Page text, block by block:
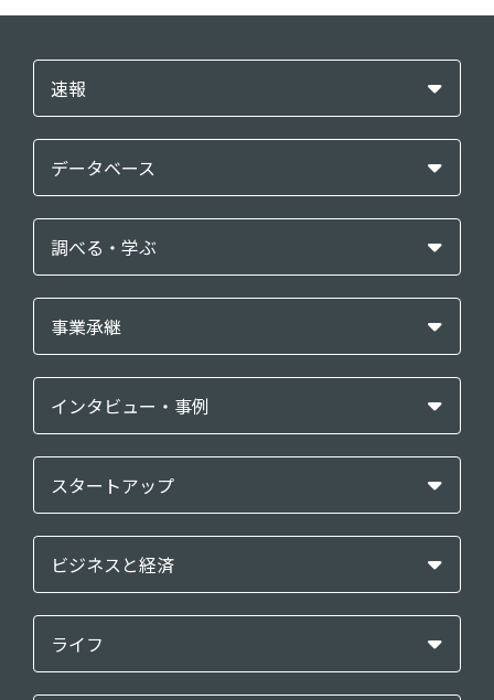
速報
データベース
調べる・学ぶ
事業承継
インタビュー・事例
スタートアップ
ビジネスと経済
ライフ